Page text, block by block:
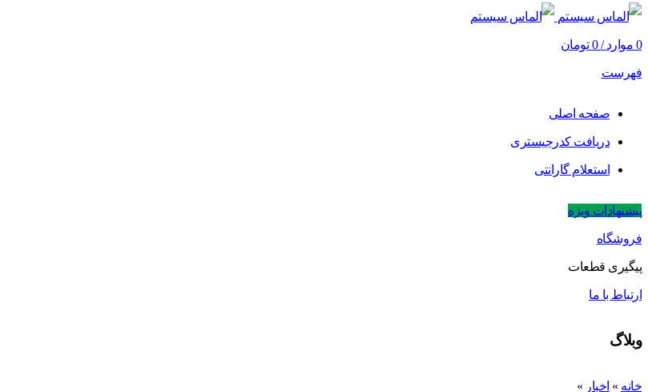
0 موارد /
0 تومان
فهرست
صفحه اصلی
دریافت کدرجیستری
استعلام گارانتی
پیشنهادات ویژه
فروشگاه
پیگیری قطعات
ارتباط با ما
وبلاگ
خانه » اخبار »